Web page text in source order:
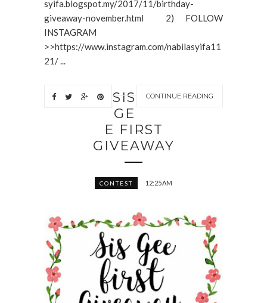
syifa.blogspot.my/2017/11/birthday-
giveaway-november.html 2) FOLLOW
INSTAGRAM
>>https://www.instagram.com/nabilasyifa11
21/ ...
CONTINUE READING
SIS
GE
E FIRST
GIVEAWAY
CONTEST 12:25 AM